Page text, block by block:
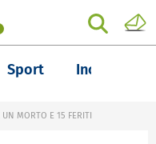
Sport Inchieste
UN MORTO E 15 FERITI